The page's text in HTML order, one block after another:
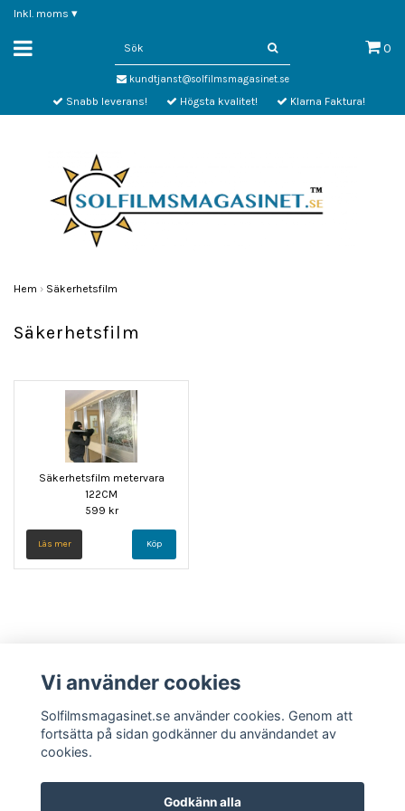
Inkl. moms ▾
0
kundtjanst@solfilmsmagasinet.se
Snabb leverans! Högsta kvalitet! Klarna Faktura!
Hem › Säkerhetsfilm
Säkerhetsfilm
Säkerhetsfilm metervara
122CM
599 kr
Läs mer
Vi använder cookies
Solfilmsmagasinet.se använder cookies. Genom att
fortsätta på sidan godkänner du användandet av
cookies.
Godkänn alla